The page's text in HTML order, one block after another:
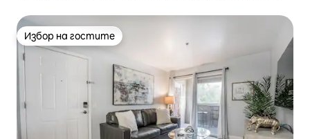
Избор на гостите
Избор на гостите